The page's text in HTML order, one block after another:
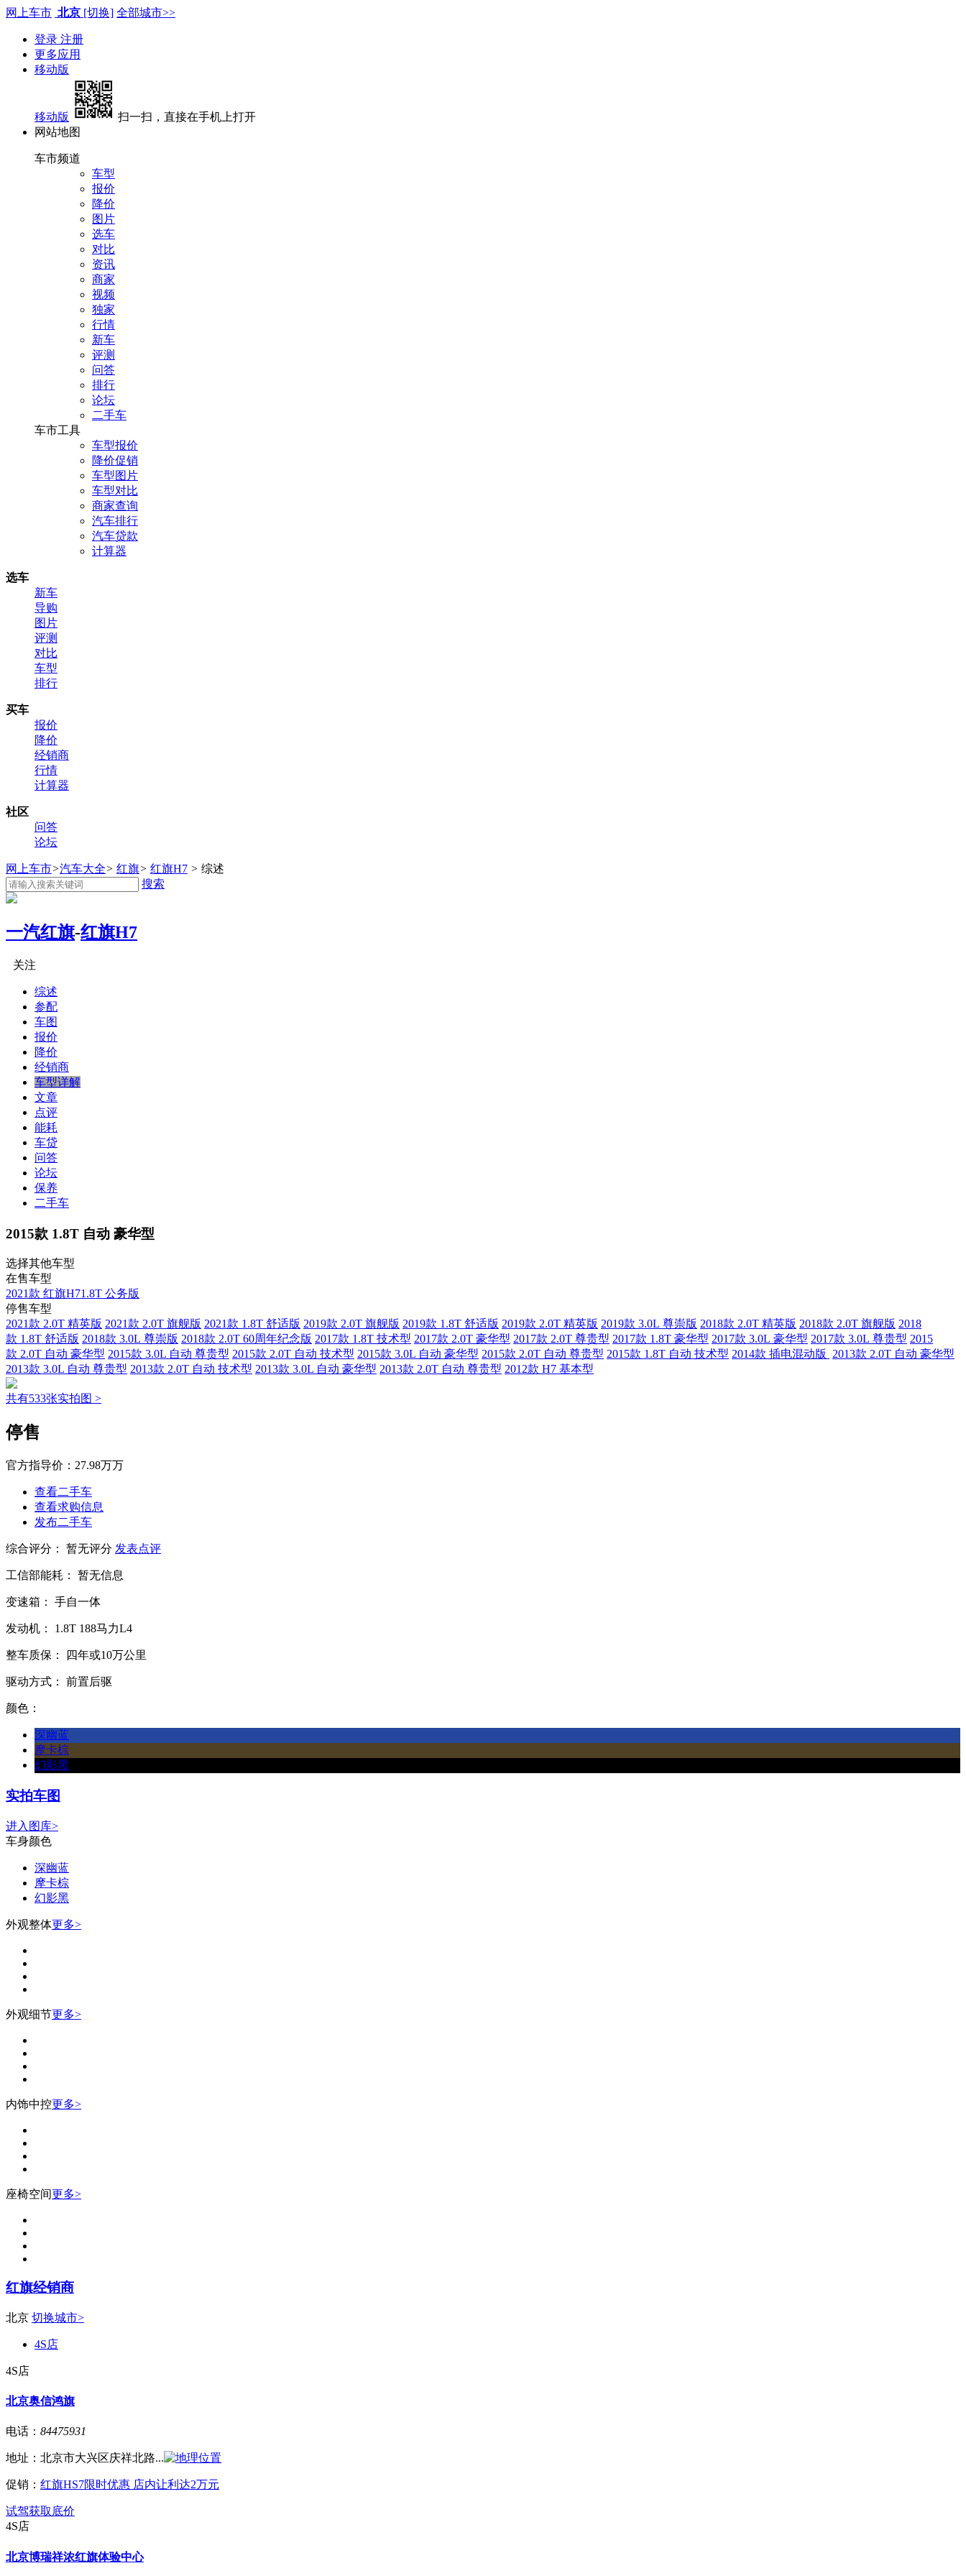
网上车市 北京 [切换] 全部城市>>
登录 注册
更多应用
移动版
移动版
扫一扫，直接在手机上打开
网站地图
车市频道
车型
报价
降价
图片
选车
对比
资讯
商家
视频
独家
行情
新车
评测
问答
排行
论坛
二手车
车市工具
车型报价
降价促销
车型图片
车型对比
商家查询
汽车排行
汽车贷款
计算器
选车
新车
导购
图片
评测
对比
车型
排行
买车
报价
降价
经销商
行情
计算器
社区
问答
论坛
网上车市>汽车大全> 红旗> 红旗H7 > 综述
搜索
一汽红旗-红旗H7
关注
综述
参配
车图
报价
降价
经销商
车型详解
文章
点评
能耗
车贷
问答
论坛
保养
二手车
2015款 1.8T 自动 豪华型
选择其他车型
在售车型
2021款 红旗H71.8T 公务版
停售车型
2021款 2.0T 精英版 2021款 2.0T 旗舰版 2021款 1.8T 舒适版 2019款 2.0T 旗舰版 2019款 1.8T 舒适版 2019款 2.0T 精英版 2019款 3.0L 尊崇版 2018款 2.0T 精英版 2018款 2.0T 旗舰版 2018
款 1.8T 舒适版 2018款 3.0L 尊崇版 2018款 2.0T 60周年纪念版 2017款 1.8T 技术型 2017款 2.0T 豪华型 2017款 2.0T 尊贵型 2017款 1.8T 豪华型 2017款 3.0L 豪华型 2017款 3.0L 尊贵型 2015
款 2.0T 自动 豪华型 2015款 3.0L 自动 尊贵型 2015款 2.0T 自动 技术型 2015款 3.0L 自动 豪华型 2015款 2.0T 自动 尊贵型 2015款 1.8T 自动 技术型 2014款 插电混动版
2013款 2.0T 自动 豪华型
2013款 3.0L 自动 尊贵型 2013款 2.0T 自动 技术型 2013款 3.0L 自动 豪华型 2013款 2.0T 自动 尊贵型 2012款 H7 基本型
共有533张实拍图 >
停售
官方指导价： 27.98万万
查看二手车
查看求购信息
发布二手车
综合评分： 暂无评分 发表点评
工信部能耗： 暂无信息
变速箱： 手自一体
发动机： 1.8T 188马力L4
整车质保： 四年或10万公里
驱动方式： 前置后驱
颜色：
深幽蓝
摩卡棕
幻影黑
实拍车图
进入图库>
车身颜色
深幽蓝
摩卡棕
幻影黑
外观整体更多>
外观细节更多>
内饰中控更多>
座椅空间更多>
红旗经销商
北京 切换城市>
4S店
4S店
北京奥信鸿旗
电话： 84475931
地址： 北京市大兴区庆祥北路...
促销： 红旗HS7限时优惠 店内让利达2万元
试驾获取底价
4S店
北京博瑞祥浓红旗体验中心